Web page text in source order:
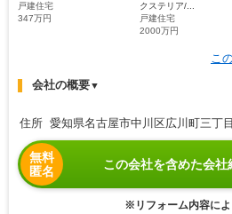
戸建住宅
347万円
クステリア/...
戸建住宅
2000万円
こ
会社の概要▼
住所 愛知県名古屋市中川区広川町三丁
無料
匿名
この会社を含めた会社
※リフォーム内容によ